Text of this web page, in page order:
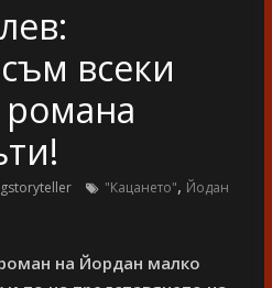
всеки
"Кацането", Йодан
на Йордан малко